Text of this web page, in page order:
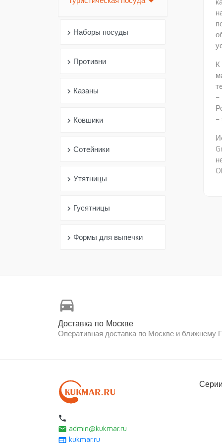
chevron_right Наборы посуды
chevron_right Противни
chevron_right Казаны
chevron_right Ковшики
chevron_right Сотейники
chevron_right Утятницы
chevron_right Гусятницы
chevron_right Формы для выпечки
К
–
–
directions_car
Доставка по Москве
Оперативная доставка по Москве и ближнему
local_phone
email admin@kukmar.ru
web kukmar.ru